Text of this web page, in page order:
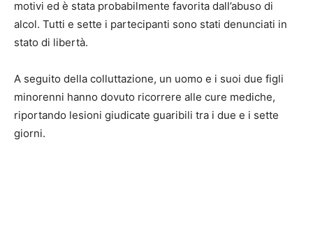
motivi ed è stata probabilmente favorita dall’abuso di
alcol. Tutti e sette i partecipanti sono stati denunciati in
stato di libertà.
A seguito della colluttazione, un uomo e i suoi due figli
minorenni hanno dovuto ricorrere alle cure mediche,
riportando lesioni giudicate guaribili tra i due e i sette
giorni.